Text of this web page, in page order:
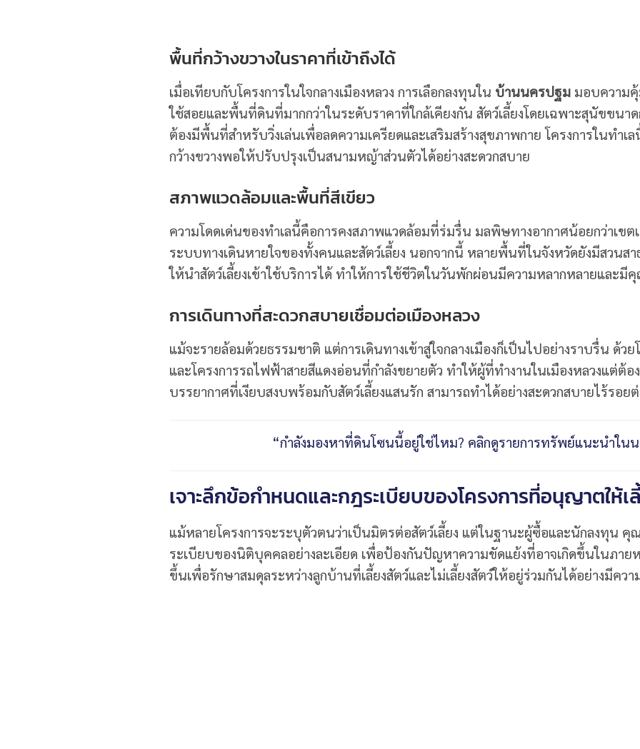
พื้นที่กว้างขวางในราคาที่เข้าถึงได้
เมื่อเทียบกับโครงการในใจกลางเมืองหลวง การเลือกลงทุนใน บ้านนครปฐม มอบความ
ใช้สอยและพื้นที่ดินที่มากกว่าในระดับราคาที่ใกล้เคียงกัน สัตว์เลี้ยงโดยเฉพาะสุนัขขนา
ต้องมีพื้นที่สำหรับวิ่งเล่นเพื่อลดความเครียดและเสริมสร้างสุขภาพกาย โครงการในทำ
กว้างขวางพอให้ปรับปรุงเป็นสนามหญ้าส่วนตัวได้อย่างสะดวกสบาย
สภาพแวดล้อมและพื้นที่สีเขียว
ความโดดเด่นของทำเลนี้คือการคงสภาพแวดล้อมที่ร่มรื่น มลพิษทางอากาศน้อยกว่าเข
ระบบทางเดินหายใจของทั้งคนและสัตว์เลี้ยง นอกจากนี้ หลายพื้นที่ในจังหวัดยังมีสวน
ให้นำสัตว์เลี้ยงเข้าใช้บริการได้ ทำให้การใช้ชีวิตในวันพักผ่อนมีความหลากหลายและมี
การเดินทางที่สะดวกสบายเชื่อมต่อเมืองหลวง
แม้จะรายล้อมด้วยธรรมชาติ แต่การเดินทางเข้าสู่ใจกลางเมืองก็เป็นไปอย่างราบรื่น ด้ว
และโครงการรถไฟฟ้าสายสีแดงอ่อนที่กำลังขยายตัว ทำให้ผู้ที่ทำงานในเมืองหลวงแต่ต้
บรรยากาศที่เงียบสงบพร้อมกับสัตว์เลี้ยงแสนรัก สามารถทำได้อย่างสะดวกสบายไร้รอย
“กำลังมองหาที่ดินโซนนี้อยู่ใช่ไหม? คลิกดูรายการทรัพย์แนะนำใน
เจาะลึกข้อกำหนดและกฎระเบียบของโครงการที่อนุญาตให้
แม้หลายโครงการจะระบุตัวตนว่าเป็นมิตรต่อสัตว์เลี้ยง แต่ในฐานะผู้ซื้อและนักลงทุน คุ
ระเบียบของนิติบุคคลอย่างละเอียด เพื่อป้องกันปัญหาความขัดแย้งที่อาจเกิดขึ้นในภาย
ขึ้นเพื่อรักษาสมดุลระหว่างลูกบ้านที่เลี้ยงสัตว์และไม่เลี้ยงสัตว์ให้อยู่ร่วมกันได้อย่างมีควา